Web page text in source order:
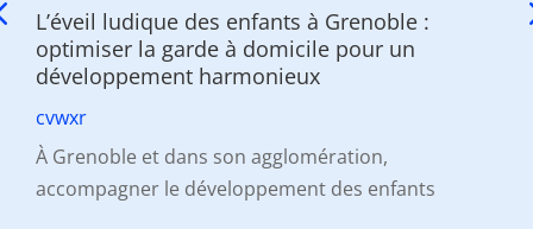
L’éveil ludique des enfants à Grenoble :
optimiser la garde à domicile pour un
développement harmonieux
cvwxr
À Grenoble et dans son agglomération,
accompagner le développement des enfants